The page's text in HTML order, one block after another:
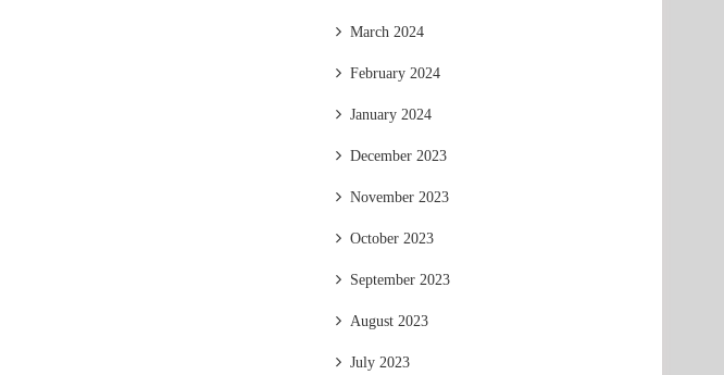
March 2024
February 2024
January 2024
December 2023
November 2023
October 2023
September 2023
August 2023
July 2023